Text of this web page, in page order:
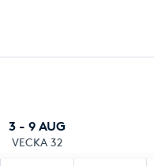
3 - 9 AUG
VECKA 32